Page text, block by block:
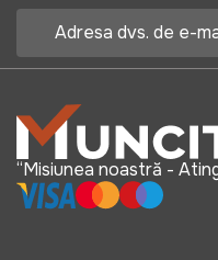
“Misiunea noastră -